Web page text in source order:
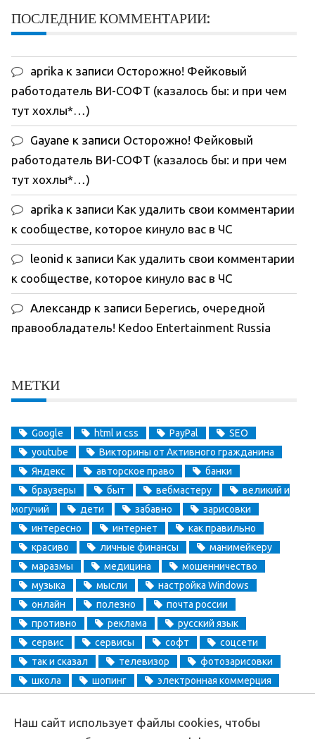
ПОСЛЕДНИЕ КОММЕНТАРИИ:
aprika к записи Осторожно! Фейковый
работодатель ВИ-СОФТ (казалось бы: и при чем
тут хохлы*…)
Gayane к записи Осторожно! Фейковый
работодатель ВИ-СОФТ (казалось бы: и при чем
тут хохлы*…)
aprika к записи Как удалить свои комментарии
к сообществе, которое кинуло вас в ЧС
leonid к записи Как удалить свои комментарии
к сообществе, которое кинуло вас в ЧС
Александр к записи Берегись, очередной
правообладатель! Kedoo Entertainment Russia
МЕТКИ
Google html и css PayPal
SEO
youtube
Викторины от Активного гражданина
Яндекс
авторское право
банки
браузеры
быт вебмастеру
великий и
могучий
дети забавно
зарисовки
интересно
интернет
как правильно
красиво
личные финансы
манимейкеру
маразмы
медицина
мошенничество
музыка
мысли
настройка Windows
онлайн
полезно
почта россии
противно
реклама
русский язык
сервис
сервисы софт
соцсети
так и сказал
телевизор
фотозарисовки
школа
шопинг
электронная коммерция
Наш сайт использует файлы cookies, чтобы